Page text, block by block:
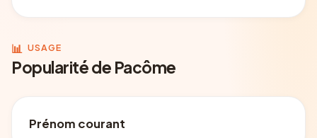
📊 USAGE
Popularité de Pacôme
Prénom courant